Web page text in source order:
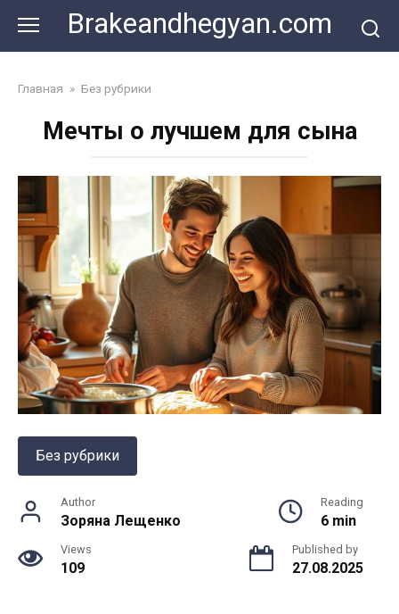
content
Brakeandhegyan.com
Главная » Без рубрики
Мечты о лучшем для сына
Без рубрики
Author
Зоряна Лещенко
Reading
6 min
Views
109
Published by
27.08.2025